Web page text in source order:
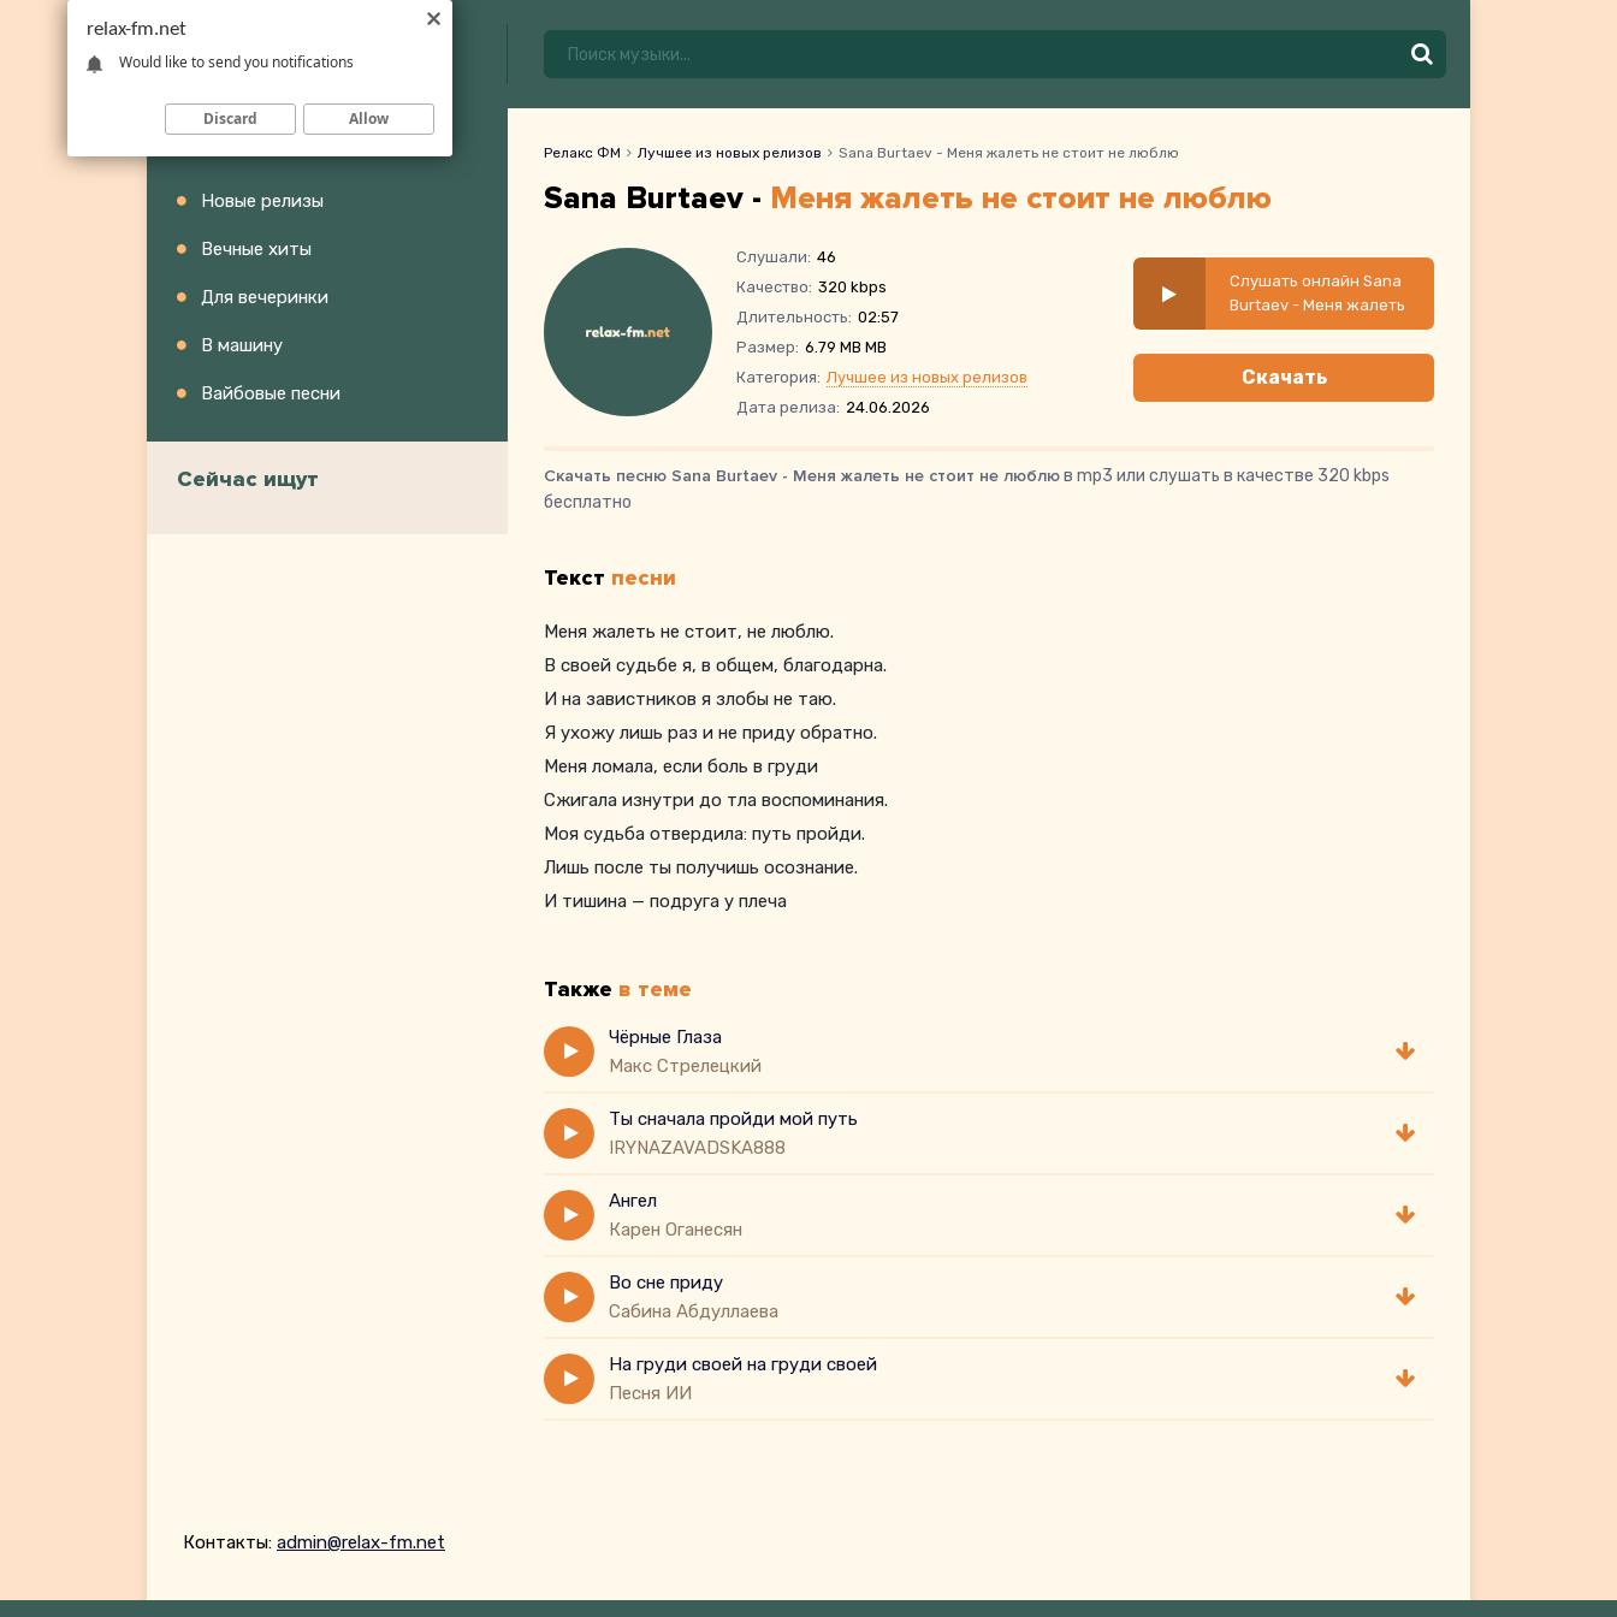
Новые релизы
Вечные хиты
Для вечеринки
В машину
Вайбовые песни
Сейчас ищут
Релакс ФМ Лучшее из новых релизов Sana Burtaev - Меня жалеть не стоит не люблю
Sana Burtaev - Меня жалеть не стоит не люблю
Слушали: 46
Качество: 320 kbps
Длительность: 02:57
Размер: 6.79 MB MB
Категория: Лучшее из новых релизов
Дата релиза: 24.06.2026
Слушать онлайн Sana
Burtaev - Меня жалеть
не стоит не люблю
Скачать
Скачать песню Sana Burtaev - Меня жалеть не стоит не люблюв mp3 или слушать в качестве 320 kbps
бесплатно
Текст песни
Меня жалеть не стоит, не люблю.
В своей судьбе я, в общем, благодарна.
И на завистников я злобы не таю.
Я ухожу лишь раз и не приду обратно.
Меня ломала, если боль в груди
Сжигала изнутри до тла воспоминания.
Моя судьба отвердила: путь пройди.
Лишь после ты получишь осознание.
И тишина — подруга у плеча
Я глаза к небу поднимала.
Кричала Богу много раз:
«За что мне это и зачем?»
Ручьём слеза текла из глаз.
Также в теме
Чёрные Глаза
Макс Стрелецкий
Ты сначала пройди мой путь
IRYNAZAVADSKA888
Ангел
Карен Оганесян
Во сне приду
Сабина Абдуллаева
На груди своей на груди своей
Песня ИИ
Контакты: admin@relax-fm.net
relax-fm.net
Would like to send you notifications
Discard Allow